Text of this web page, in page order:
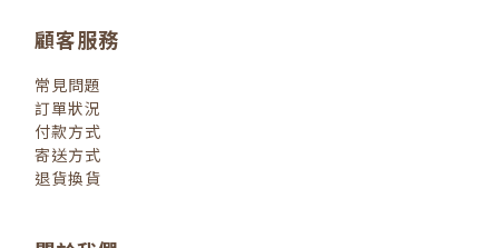
顧客服務
常見問題
訂單狀況
付款方式
寄送方式
退貨換貨